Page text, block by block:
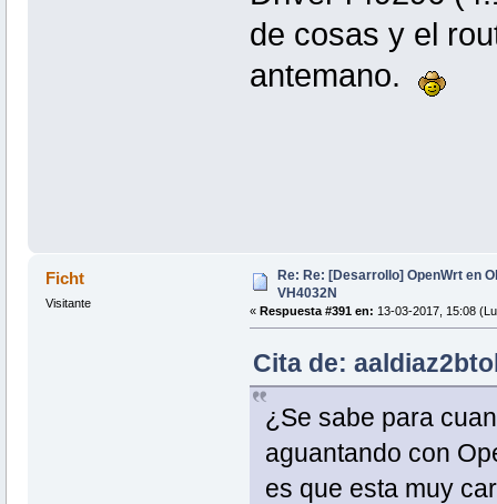
de cosas y el
antemano.
Ficht
Visitante
Re: Re: [Desarrollo] OpenWrt en
VH4032N
« Respuesta #391 en: 13-03-2017, 15:08
Cita de:
¿Se sabe para
aguantando con
es que esta muy